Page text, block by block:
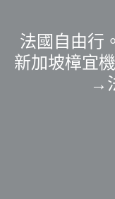
法國自由行
新加坡樟宜
→